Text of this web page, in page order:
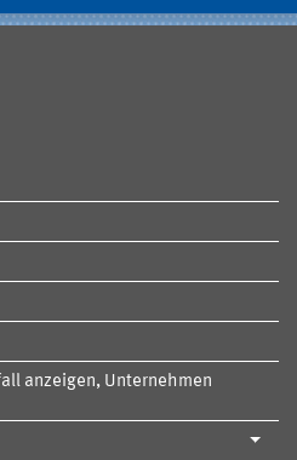
anzeigen, Unternehmen